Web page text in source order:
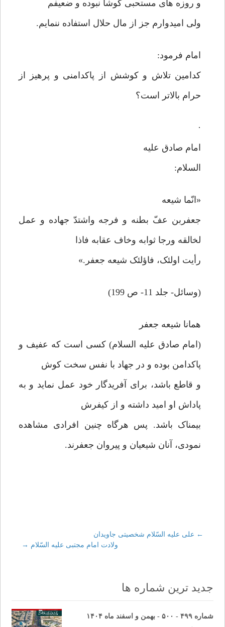
و روزه های مستحبی کوشا نبوده و ضعیفم
ولی امیدوارم جز از مال حلال استفاده ننمایم.
امام فرمود:
کدامین تلاش و کوشش از پاکدامنی و پرهیز از
حرام بالاتر است؟
·
امام صادق علیه
السلام:
«انّما شیعه
جعفربن عفّ بطنه و فرجه واشتدّ جهاده و عمل
لخالقه ورجا ثوابه وخاف عقابه فاذا
رأیت اولئک، فاؤلئک شیعه جعفر.»
(وسائل- جلد 11- ص 199)
همانا شیعه جعفر
(امام صادق علیه السلام) کسی است که عفیف و
پاکدامن بوده و در جهاد با نفس سخت کوش
و قاطع باشد، برای آفریدگار خود عمل نماید و به
پاداش او امید داشته و از کیفرش
بیمناک باشد. پس هرگاه چنین افرادی مشاهده
نمودی، آنان شیعیان و پیروان جعفرند.
Post
← علی علیه السّلام شخصیتی جاویدان
ولادت امام مجتبی علیه السّلام →
جدید ترین شماره ها
شماره ۴۹۹ - ۵۰۰ - بهمن و اسفند ماه ۱۴۰۴